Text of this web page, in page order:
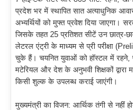
प्रदेश भर में स्थापित सात अत्याधुनिक
अभ्यर्थियों को मुफ्त प्रवेश दिया जाएगा।
जिसके तहत 25 प्रतिशत सीटें उन छात्र-
लेटरल एंट्री के माध्यम से प्री परीक्षा
चुके हैं। चयनित युवाओं को हॉस्टल में रहने,
मटेरियल और देश के अनुभवी शिक्षकों द्वारा
किसी शुल्क के उपलब्ध कराई जाएंगी।
मुख्यमंत्री का विजन: आर्थिक तंगी से नहीं